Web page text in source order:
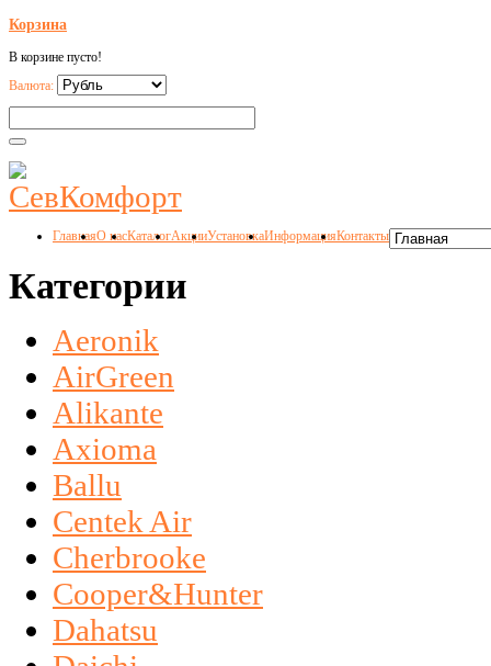
Корзина
В корзине пусто!
Валюта:
ГлавнаяО насКаталогАкцииУстановкаИнформацияКонтакты
Категории
Aeronik
AirGreen
Alikante
Axioma
Ballu
Centek Air
Cherbrooke
Cooper&Hunter
Dahatsu